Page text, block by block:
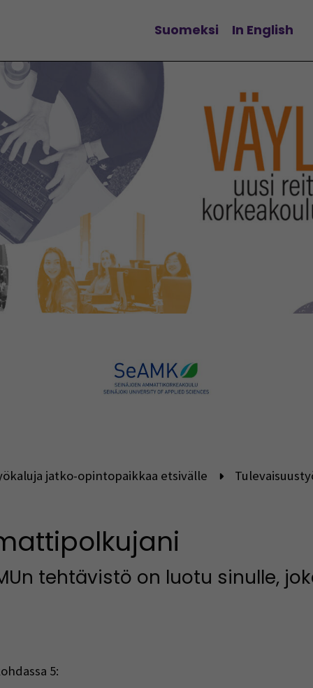
Vaihda kieltä
Suomeksi In English
jatko-opintopaikkaa etsivälle
tehtävistö on luotu sinulle,
5: